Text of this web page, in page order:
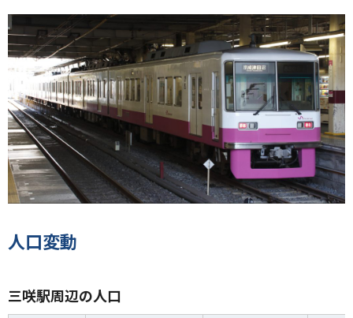
人口変動
三咲駅周辺の人口